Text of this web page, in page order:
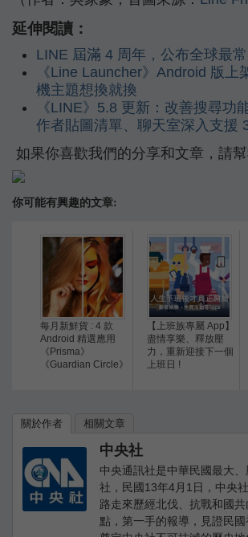
延伸閱讀：
LINE 屆滿 4 周年，公布全球最
《Line Launcher》Android 版上
機主題想換就換
《LINE》5.8 更新：改善搜尋功
作者貼圖清單、聊天室深入支援
如果你喜歡我們的分享和文章，請
你可能有興趣的文章:
每月新鮮貨 : 4 款
Android 精選應用
《Prisma》
《Guardian Circle》
【上班族專屬 App】
盡情享樂、釋放壓
力，重新迎接下一個
上班日 !
關於作者 相關文章
中央社
中央通訊社是中華民國最大
社，民國13年4月1日，中央
路走來歷經北伐、抗戰和國
點，第一手的報導，見證民國